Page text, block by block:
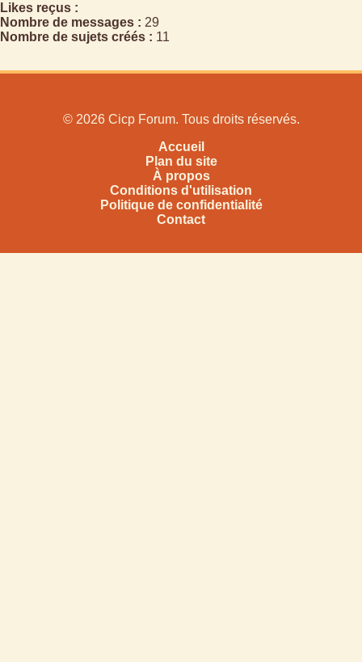
Likes reçus :
Nombre de messages : 29
Nombre de sujets créés : 11
© 2026 Cicp Forum. Tous droits réservés.
Accueil
Plan du site
À propos
Conditions d'utilisation
Politique de confidentialité
Contact